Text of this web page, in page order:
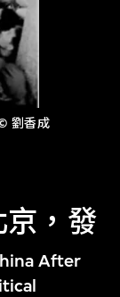
劉香成
，發
After
視覺